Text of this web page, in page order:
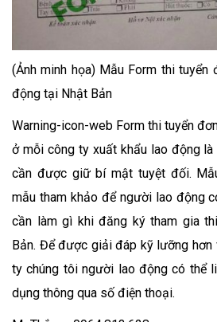
(Ảnh minh họa) Mẫu Form thi tuyển
động tại Nhật Bản
Warning-icon-web Form thi tuyển
ở mỗi công ty xuất khẩu lao động là
cần được giữ bí mật tuyệt đối.
mẫu tham khảo để người lao động
cần làm gì khi đăng ký tham gia
Bản. Để được giải đáp kỹ lưỡng hơn
ty chúng tôi người lao động có thể
dụng thông qua số điện thoại.